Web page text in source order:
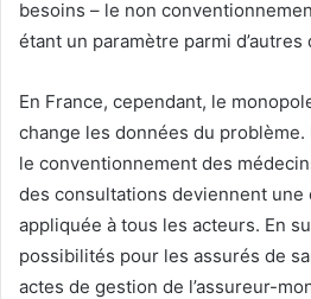
besoins – le non
étant un paramètre parmi d’autres
En France, cependant, le
change les données du problème.
le conventionnement des
des consultations deviennent une
appliquée à tous les acteurs. En
possibilités pour les assurés de
actes de gestion de l’assureur-